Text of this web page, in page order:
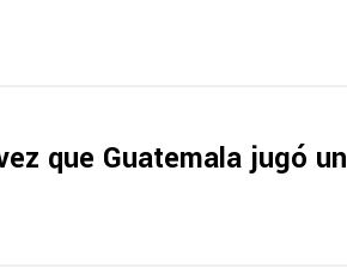
que Guatemala jugó un